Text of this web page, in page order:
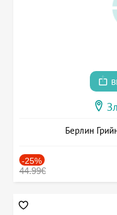
Берлин
-25%
44.99€